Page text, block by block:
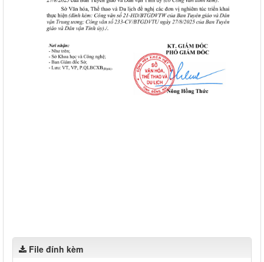
File đính kèm